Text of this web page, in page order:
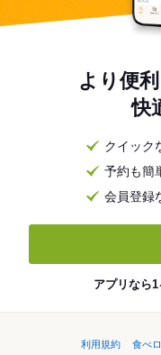
より便
快
クイック
予約も簡
会員登録
アプリなら
利用規約 食べ